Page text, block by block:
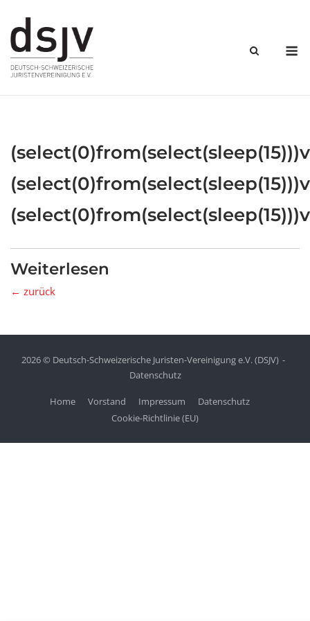
content
Weiterlesen
← zurück
2026 © Deutsch-Schweizerische Juristen-Vereinigung e.V. (DSJV)
Datenschutz
Home Vorstand Impressum
Datenschutz
Cookie-Richtlinie (EU)